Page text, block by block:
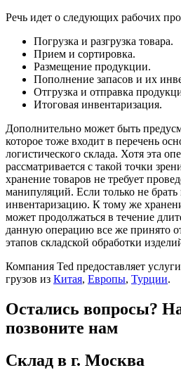
Речь идет о следующих рабочих
Погрузка и разгрузка товара.
Прием и сортировка.
Размещение продукции.
Пополнение запасов и их
Отгрузка и отправка
Итоговая инвентаризация.
Дополнительно может быть
которое тоже входит в перечень
логистического склада. Хотя эта
рассматривается с такой точки
хранение товаров не требует
манипуляций. Если только не
инвентаризацию. К тому же
может продолжаться в течение
данную операцию все же принято
этапов складской обработки
Компания Ted предоставляет
грузов из Китая, Европы, Турции.
Остались вопросы?
позвоните нам
Склад в г. Москва